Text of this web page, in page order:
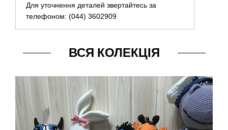
Для уточнення деталей звертайтесь за
телефоном: (044) 3602909
ВСЯ КОЛЕКЦІЯ